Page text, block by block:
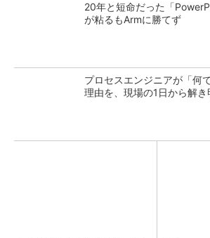
20年と短命だった「
が粘るもArmに勝てず
プロセスエンジニアが「何
理由を、現場の1日から解き